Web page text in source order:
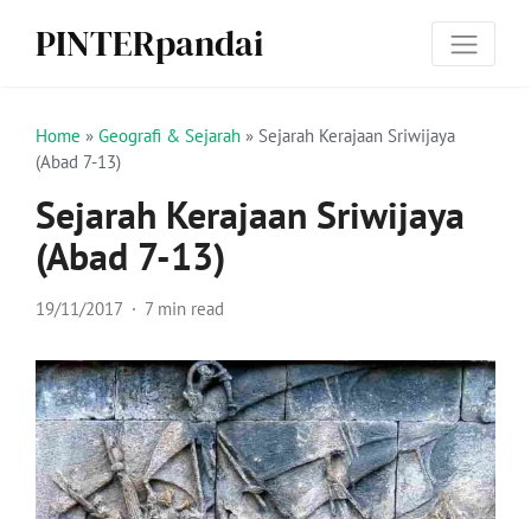
PINTERpandai
Home » Geografi & Sejarah » Sejarah Kerajaan Sriwijaya
(Abad 7-13)
Sejarah Kerajaan Sriwijaya
(Abad 7-13)
19/11/2017 7 min read